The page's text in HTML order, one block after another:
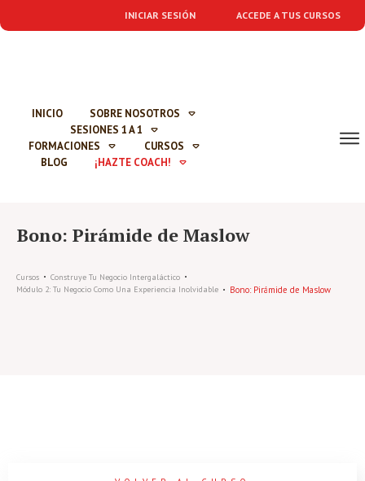
INICIAR SESIÓN ACCEDE A TUS CURSOS
INICIO
SOBRE NOSOTROS
SESIONES 1 A 1
FORMACIONES
CURSOS
BLOG
¡HAZTE COACH!
Bono: Pirámide de Maslow
Cursos
Construye Tu Negocio Intergaláctico
Módulo 2: Tu Negocio Como Una Experiencia Inolvidable
Bono: Pirámide de Maslow